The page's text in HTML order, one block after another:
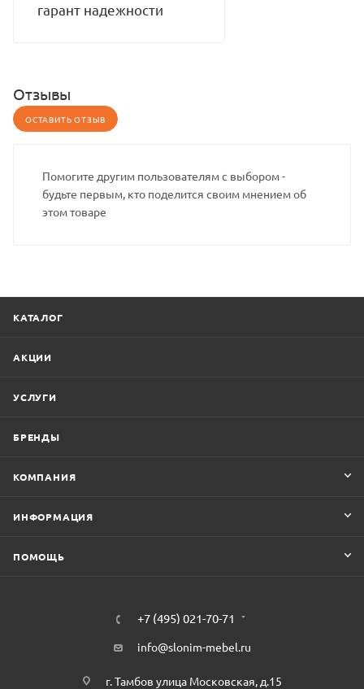
гарант надежности
Отзывы
ОСТАВИТЬ ОТЗЫВ
Помогите другим пользователям с выбором -
будьте первым, кто поделится своим мнением об
этом товаре
КАТАЛОГ
АКЦИИ
УСЛУГИ
БРЕНДЫ
КОМПАНИЯ
ИНФОРМАЦИЯ
ПОМОЩЬ
+7 (495) 021-70-71
info@slonim-mebel.ru
г. Тамбов улица Московская, д.15